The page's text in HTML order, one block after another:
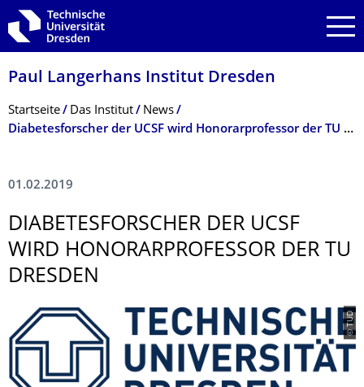
Zur Hauptnavigation springen
Zur Suche springen
Zum Inhalt springen
Paul Langerhans Institut Dresden
Breadcrumb-Menü
Startseite Das Institut
News
Diabetesforscher der UCSF wird Honorarprofessor der TU Dresden
01.02.2019
DIABETESFOR­SCHER DER UCSF
WIRD HONORARPROFES­SOR DER TU
DRESDEN
© TUD